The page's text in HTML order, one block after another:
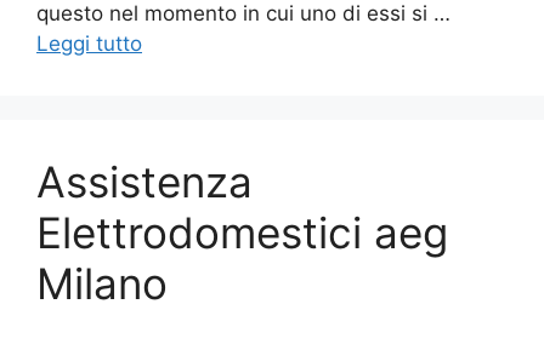
questo nel momento in cui uno di essi si …
Leggi tutto
Assistenza
Elettrodomestici aeg
Milano